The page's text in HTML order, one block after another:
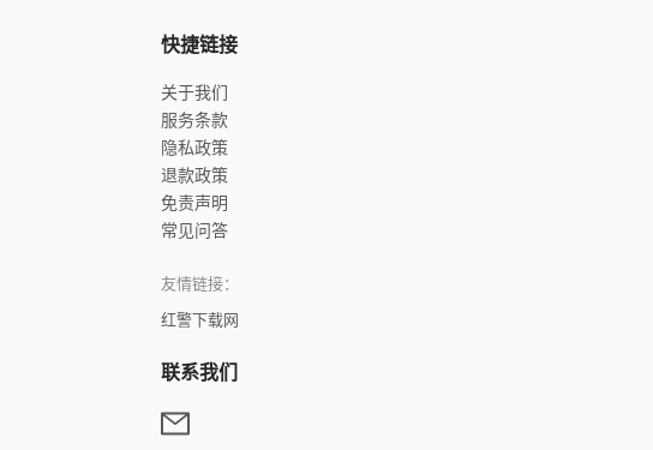
快捷链接
关于我们
服务条款
隐私政策
退款政策
免责声明
常见问答
友情链接：
红警下载网
联系我们